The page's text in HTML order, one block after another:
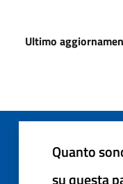
Ultimo
Quanto
su questa